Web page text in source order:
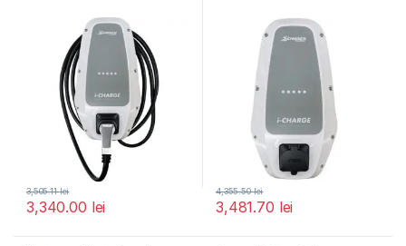
3,340.00 lei
3,505.11lei
3,481.70 lei
4,355.50lei